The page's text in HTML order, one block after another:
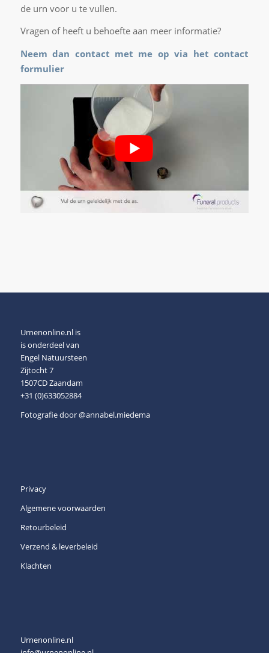
de urn voor u te vullen.
Vragen of heeft u behoefte aan meer informatie?
Neem dan contact met me op via hetcontact
formulier
Urnenonline.nl is
is onderdeel van
Engel Natuursteen
Zijtocht 7
1507CD Zaandam
+31 (0)633052884
Fotografie door@annabel.miedema
Privacy
Algemene voorwaarden
Retourbeleid
Verzend & leverbeleid
Klachten
Urnenonline.nl